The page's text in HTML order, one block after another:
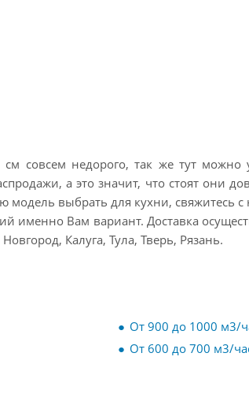
совсем недорого, так же тут можно
а это значит, что стоят они
модель выбрать для кухни, свяжитесь
Вам вариант. Доставка
Калуга, Тула, Тверь, Рязань.
От 900 до 1000 м3/
От 600 до 700 м3/